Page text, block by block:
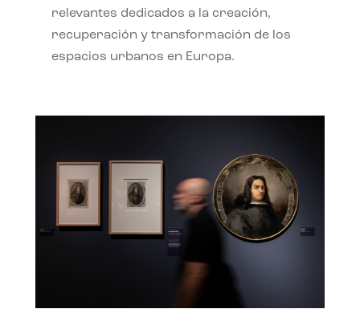
relevantes dedicados a la creación,
recuperación y transformación de los
espacios urbanos en Europa.